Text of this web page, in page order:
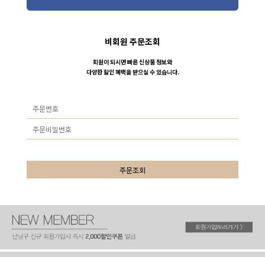
비회원 주문조회
회원이 되시면 빠른 신상품 정보와
다양한 할인 혜택을 받으실 수 있습니다.
주문조회